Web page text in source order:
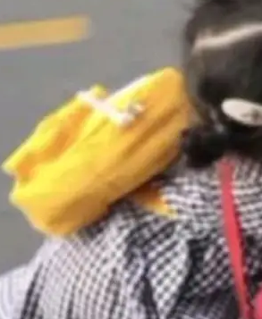
浏览器、无数的基础设
。而过去十年，维护它
a>）</l
问题转交给搜索引擎。
show_
论点是：容器不适合 Ag
是 Isolate。 Cloudflare
可谦虚的——他们用 W
。用 CEO Matthew Pri
都在用 Isolate 运行代
容器，它们需要的是 Iso
适 容器的问题在于启动
要执行的任务可能
间，但容器从冷启动到
有十...
天记录回应苹果
this wron
OpenAI 告上法庭，指
取商业秘密。苹果的诉
系统性地从前东家挖
。 OpenAI 没发律师
它在官网贴了一篇博
is getting this wro
来和 iMessage 聊天记
人了 苹果外部律师 Gabr
，2 月 23 日下午 5:53
Che Chang 发了封邮
OpenAI 配合调查前苹
上架WorkBu
能干活的AI办公
鸿蒙PC版上架HUAWE
，直接下载即可使
一致。值得一提的是，
平板接入WorkBuddy P
双写”重磅功能——你写
作互不干扰。一句话让
新体验！ 温馨提示：
号“Lei”，以此纪
架 FFmpeg 今天正式发
除了带来新一代音视频
之外，还有一个特殊之